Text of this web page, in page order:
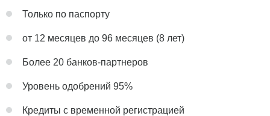
Только по паспорту
от 12 месяцев до 96 месяцев (8 лет)
Более 20 банков-партнеров
Уровень одобрений 95%
Кредиты с временной регистрацией